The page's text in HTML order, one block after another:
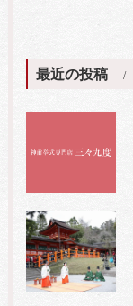
最近の投稿